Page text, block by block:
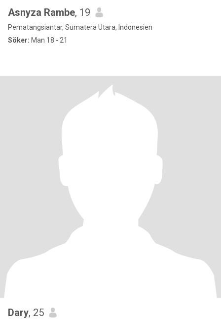
Asnyza Rambe, 19
Pematangsiantar, Sumatera Utara, Indonesien
Söker: Man 18 - 21
Dary, 25